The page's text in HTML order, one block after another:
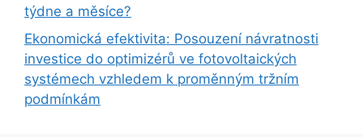
týdne a měsíce?
Ekonomická efektivita: Posouzení návratnosti
investice do optimizérů ve fotovoltaických
systémech vzhledem k proměnným tržním
podmínkám